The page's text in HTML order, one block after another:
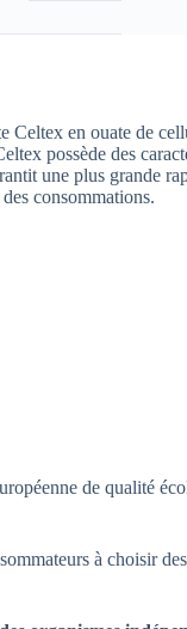
Celtex en ouate de
possède des
une plus grande
consommations.
de qualité
à choisir